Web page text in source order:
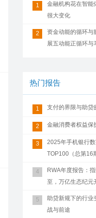
1
金融机构花在智能
很大变化
2
资金动能的循环
展五动能正循环与
热门报告
1 支付的界限与助贷
2 金融消费者权益保
3
2025年手机银行
TOP100（总第16
4
RWA年度报告：
至，万亿生态纪元
5
助贷新规下的行
战与前途